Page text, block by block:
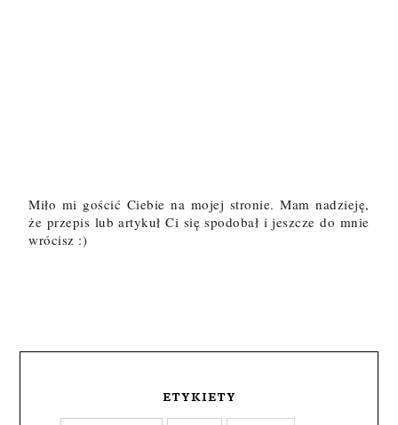
Miło mi gościć Ciebie na mojej stronie. Mam nadzieję,
że przepis lub artykuł Ci się spodobał i jeszcze do mnie
wrócisz :)
ETYKIETY